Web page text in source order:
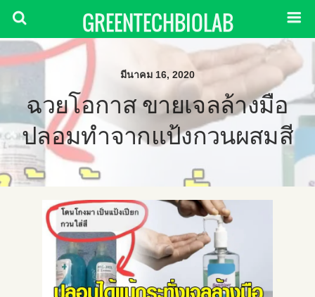
GREENTECHBIOLAB
มีนาคม 16, 2020
ฉวยโอกาส ขายเจลล้างมือ
ปลอมทำจากแป้งกวนผสมสี